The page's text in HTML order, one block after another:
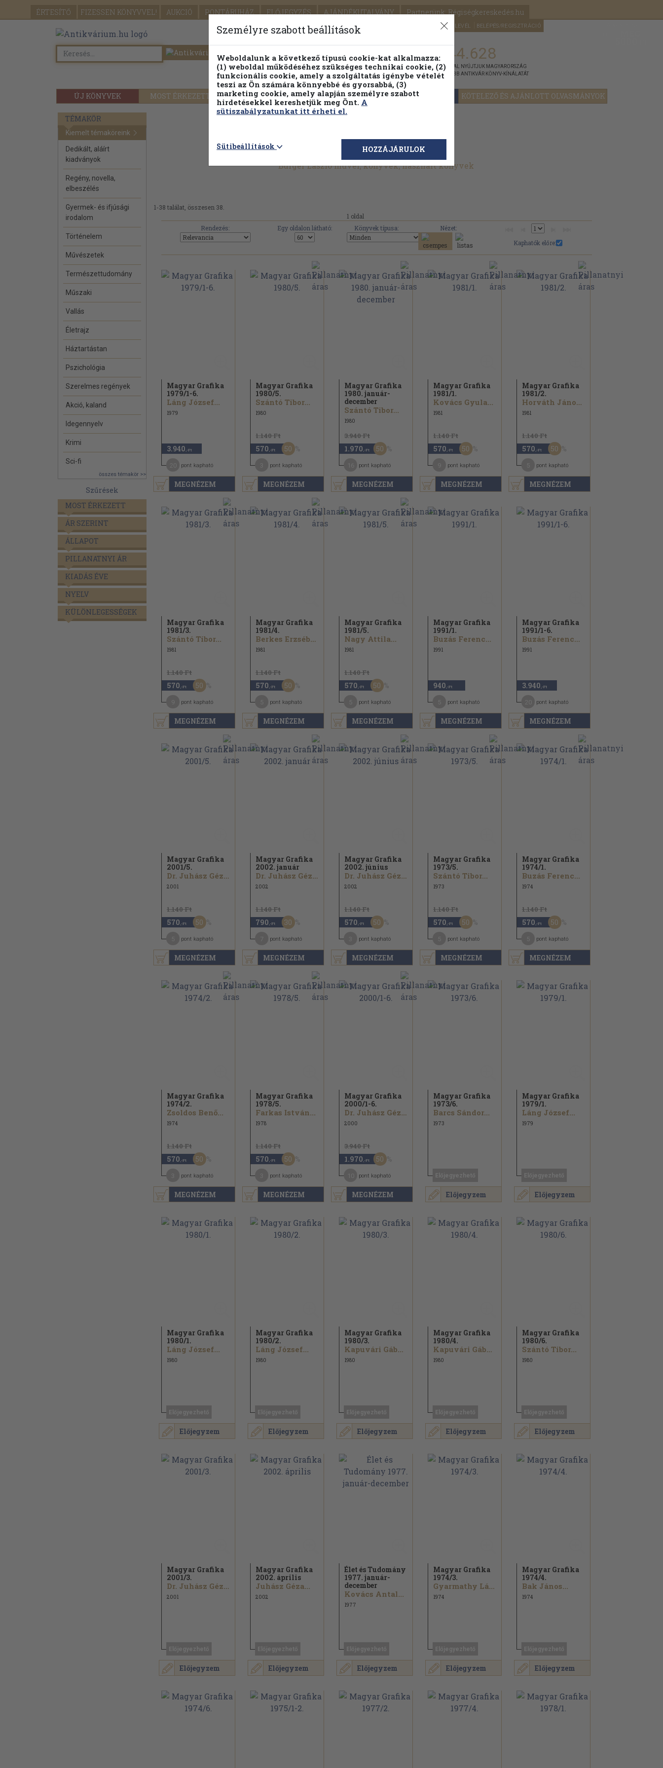
ÉRTESÍTŐ FIZESSEN KÖNYVVEL! AUKCIÓ PONTÁRUHÁZ ELŐJEGYZÉS AJÁNDÉKUTALVÁNY Partnerünk: Régiségkereskedés.hu
SEGÍTSÉG HÍRLEVÉL BELÉPÉS/REGISZTRÁCIÓ
ÚJ KÖNYVEK MOST ÉRKEZETT PILLANATNYI ÁRAINK FENNTARTHATÓ OLVASMÁNYOK KÖTELEZŐ ÉS AJÁNLOTT OLVASMÁNYOK
Részletes kereső Témaköri fa 1.144.628
KIADVÁNNYAL NYÚJTJUK MAGYARORSZÁG
LEGNAGYOBB ANTIKVÁR KÖNYV-KÍNÁLATÁT
TÉMAKÖR
Kiemelt témaköreink
Dedikált, aláírt
kiadványok
Regény, novella,
elbeszélés
Gyermek- és ifjúsági
irodalom
Történelem
Művészetek
Természettudomány
Műszaki
Vallás
Életrajz
Háztartástan
Pszichológia
Szerelmes regények
Akció, kaland
Idegennyelv
Krimi
Sci-fi
összes témakör >>
Szűrések
MOST ÉRKEZETT
ÁR SZERINT
ÁLLAPOT
PILLANATNYI ÁR
KIADÁS ÉVE
NYELV
KÜLÖNLEGESSÉGEK
Burger László művei, könyvek, használt könyvek
1-38 találat, összesen 38.
1 oldal
Rendezés:
Egy oldalon látható: Könyvek típusa:
Nézet:
Kaphatók előre:
MEGNÉZEM
Magyar Grafika
1979/1-6.
Láng József...
1979
3.940 ,-Ft
pont kapható
MEGNÉZEM
Magyar Grafika
1980/5.
Szántó Tibor...
1980
1.140 Ft
570 ,-Ft 50
pont kapható
MEGNÉZEM
Magyar Grafika
1980. január-
december
Szántó Tibor...
1980
3.940 Ft
1.970 ,-Ft 50
pont kapható
MEGNÉZEM
Magyar Grafika
1981/1.
Kovács Gyula...
1981
1.140 Ft
570 ,-Ft 50
pont kapható
MEGNÉZEM
Magyar Grafika
1981/2.
Horváth János...
1981
1.140 Ft
570 ,-Ft 50
pont kapható
MEGNÉZEM
Magyar Grafika
1981/3.
Szántó Tibor...
1981
1.140 Ft
570 ,-Ft 50
pont kapható
MEGNÉZEM
Magyar Grafika
1981/4.
Berkes Erzsébet...
1981
1.140 Ft
570 ,-Ft 50
pont kapható
MEGNÉZEM
Magyar Grafika
1981/5.
Nagy Attila...
1981
1.140 Ft
570 ,-Ft 50
pont kapható
MEGNÉZEM
Magyar Grafika
1991/1.
Buzás Ferenc...
1991
940 ,-Ft
pont kapható
MEGNÉZEM
Magyar Grafika
1991/1-6.
Buzás Ferenc...
1991
3.940 ,-Ft
pont kapható
MEGNÉZEM
Magyar Grafika
2001/5.
Dr. Juhász Géza...
2001
1.140 Ft
570 ,-Ft 50
pont kapható
MEGNÉZEM
Magyar Grafika
2002. január
Dr. Juhász Géza...
2002
1.140 Ft
790 ,-Ft 30
pont kapható
MEGNÉZEM
Magyar Grafika
2002. június
Dr. Juhász Géza...
2002
1.140 Ft
570 ,-Ft 50
pont kapható
MEGNÉZEM
Magyar Grafika
1973/5.
Szántó Tibor...
1973
1.140 Ft
570 ,-Ft 50
pont kapható
MEGNÉZEM
Magyar Grafika
1974/1.
Buzás Ferenc...
1974
1.140 Ft
570 ,-Ft 50
pont kapható
MEGNÉZEM
Magyar Grafika
1974/2.
Zsoldos Benő...
1974
1.140 Ft
570 ,-Ft 50
pont kapható
MEGNÉZEM
Magyar Grafika
1978/5.
Farkas István...
1978
1.140 Ft
570 ,-Ft 50
pont kapható
MEGNÉZEM
Magyar Grafika
2000/1-6.
Dr. Juhász Géza...
2000
3.940 Ft
1.970 ,-Ft 50
pont kapható
Előjegyzem
Magyar Grafika
1973/6.
Barcs Sándor...
1973
Előjegyzem
Magyar Grafika
1979/1.
Láng József...
1979
Előjegyzem
Magyar Grafika
1980/1.
Láng József...
1980
Előjegyzem
Magyar Grafika
1980/2.
Láng József...
1980
Előjegyzem
Magyar Grafika
1980/3.
Kapuvári Gábor...
1980
Előjegyzem
Magyar Grafika
1980/4.
Kapuvári Gábor...
1980
Előjegyzem
Magyar Grafika
1980/6.
Szántó Tibor...
1980
Előjegyzem
Magyar Grafika
2001/3.
Dr. Juhász Géza...
2001
Előjegyzem
Magyar Grafika
2002. április
Juhász Géza...
2002
Előjegyzem
Élet és Tudomány
1977. január-
december
Kovács Antal...
1977
Előjegyzem
Magyar Grafika
1974/3.
Gyarmathy László...
1974
Előjegyzem
Magyar Grafika
1974/4.
Bak János...
1974
Személyre szabott beállítások
Weboldalunk a következő típusú cookie-kat alkalmazza:
(1) weboldal működéséhez szükséges technikai cookie, (2)
funkcionális cookie, amely a szolgáltatás igénybe vételét
teszi az Ön számára könnyebbé és gyorsabbá, (3)
marketing cookie, amely alapján személyre szabott
hirdetésekkel kereshetjük meg Önt. A
sütiszabályzatunkat itt érheti el.
Sütibeállítások HOZZÁJÁRULOK